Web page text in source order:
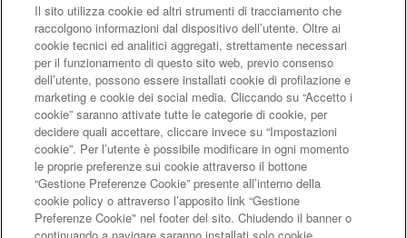
Garanzia:
Condizioni generali di vendita |Condizioni d’uso del sito|Informativa sulla
risoluzione alternativa controversie consumatori - ADR/ODR
Informativa
sulla privacy |Informativa sulla garanzia legale di conformità|Informativa
sul diritto di recesso| Informativa sul RAEE|Informativa sui cookie
di Autoregolamentazione Netcomm |Netcomm Spazio Consumatori
LaFeltrinelli Internet Bookshop S.r.l. - Sede legale e amministrativa Via
Tucidide 14, 20134 Milano - C.F. e P.I. 05329570963 - Reg. imprese di Milano
Il sito utilizza cookie ed altri strumenti di tracciamento che
raccolgono informazioni dal dispositivo dell’utente. Oltre ai
cookie tecnici ed analitici aggregati, strettamente necessari
per il funzionamento di questo sito web, previo consenso
dell’utente, possono essere installati cookie di profilazione e
marketing e cookie dei social media. Cliccando su “Accetto i
cookie” saranno attivate tutte le categorie di cookie, per
decidere quali accettare, cliccare invece su “Impostazioni
cookie”. Per l’utente è possibile modificare in ogni momento
le proprie preferenze sui cookie attraverso il bottone
“Gestione Preferenze Cookie” presente all’interno della
cookie policy o attraverso l’apposito link “Gestione
Preferenze Cookie" nel footer del sito. Chiudendo il banner o